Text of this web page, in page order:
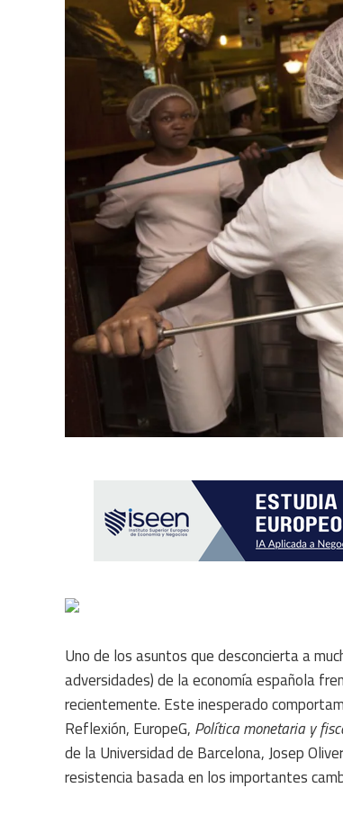
Uno de los asuntos que desconcierta a
adversidades) de la economía española
recientemente. Este inesperado
Reflexión, EuropeG, Política monetaria y
de la Universidad de Barcelona, Josep
resistencia basada en los importantes